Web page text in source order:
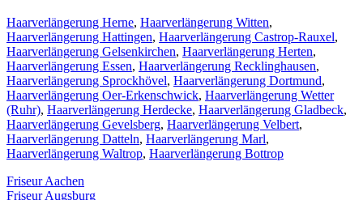
Haarverlängerung Herne, Haarverlängerung Witten,
Haarverlängerung Hattingen, Haarverlängerung Castrop-Rauxel,
Haarverlängerung Gelsenkirchen, Haarverlängerung Herten,
Haarverlängerung Essen, Haarverlängerung Recklinghausen,
Haarverlängerung Sprockhövel, Haarverlängerung Dortmund,
Haarverlängerung Oer-Erkenschwick, Haarverlängerung Wetter
(Ruhr), Haarverlängerung Herdecke, Haarverlängerung Gladbeck,
Haarverlängerung Gevelsberg, Haarverlängerung Velbert,
Haarverlängerung Datteln, Haarverlängerung Marl,
Haarverlängerung Waltrop, Haarverlängerung Bottrop
Friseur Aachen
Friseur Augsburg